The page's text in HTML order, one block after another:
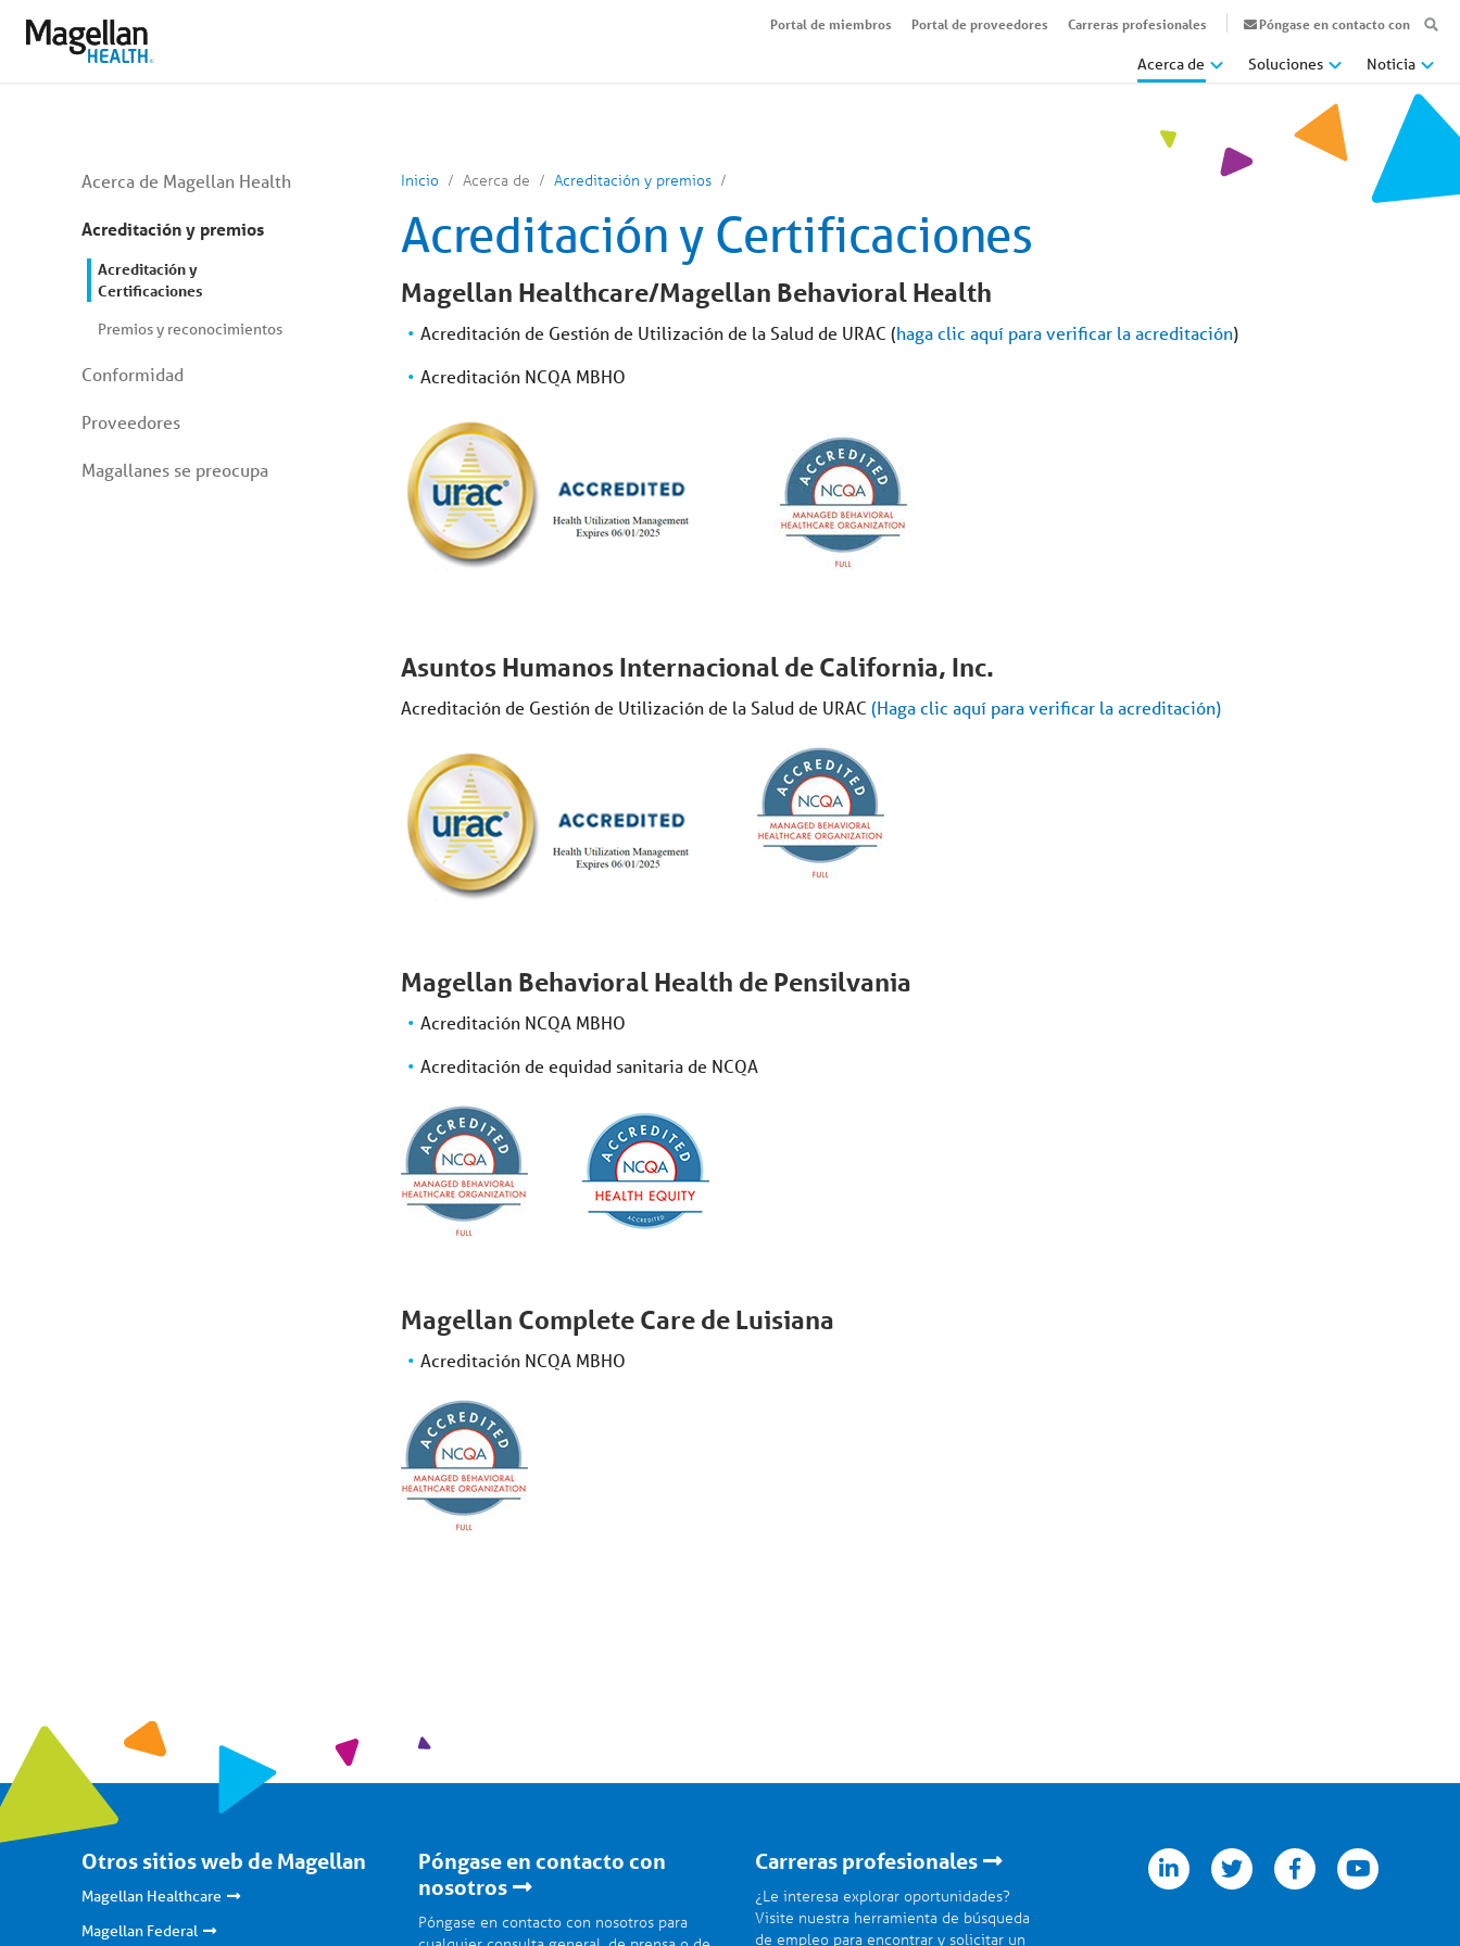
Acerca de Soluciones Noticia
Portal de miembros Portal de proveedores Carreras profesionales Póngase en contacto con
Estás
en
menú
Saltar
contenido
artículo
Acerca de Magellan Health
Acreditación y premios
Acreditación y
Certificaciones
Premios y reconocimientos
Conformidad
Proveedores
Magallanes se preocupa
Inicio Acerca de Acreditación y premios
Acreditación y Certificaciones
Magellan Healthcare/Magellan Behavioral Health
Acreditación de Gestión de Utilización de la Salud de URAC (haga clic aquí para verificar la acreditación)
Acreditación NCQA MBHO
Asuntos Humanos Internacional de California, Inc.
Acreditación de Gestión de Utilización de la Salud de URAC (Haga clic aquí para verificar la acreditación)
Magellan Behavioral Health de Pensilvania
Acreditación NCQA MBHO
Acreditación de equidad sanitaria de NCQA
Magellan Complete Care de Luisiana
Acreditación NCQA MBHO
Otros sitios web de Magellan
Magellan Healthcare
Magellan Federal
Póngase en contacto con
nosotros
Póngase en contacto con nosotros para
Carreras profesionales
¿Le interesa explorar oportunidades?
Visite nuestra herramienta de búsqueda
de empleo para encontrar y solicitar un
twitter facebookyoutube